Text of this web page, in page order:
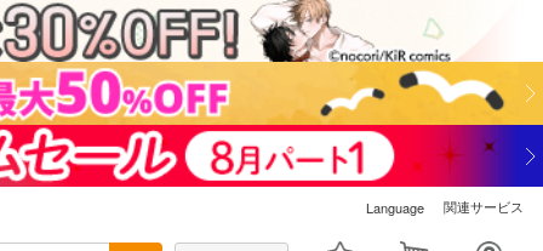
Language 関連サービス